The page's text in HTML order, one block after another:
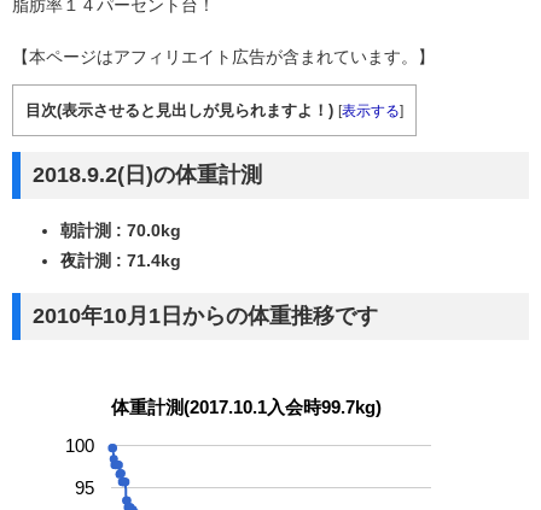
脂肪率１４パーセント台！
【本ページはアフィリエイト広告が含まれています。】
目次(表示させると見出しが見られますよ！) [表示する]
2018.9.2(日)の体重計測
朝計測 : 70.0kg
夜計測 : 71.4kg
2010年10月1日からの体重推移です
体重計測(2017.10.1入会時99.7kg)
95
100